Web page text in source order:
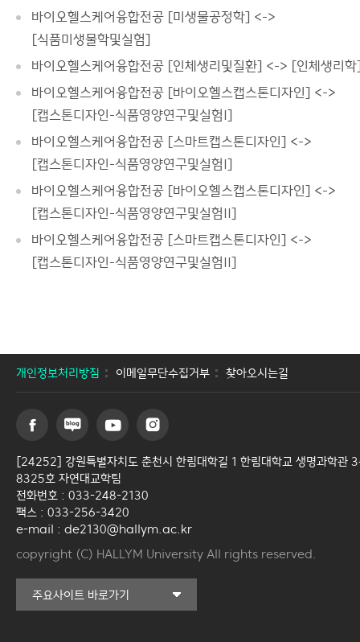
바이오헬스케어융합전공 [미생물공정학] <->
[식품미생물학및실험]
바이오헬스케어융합전공 [인체생리및질환] <-> [인체생리
바이오헬스케어융합전공 [바이오헬스캡스톤디자인] <->
[캡스톤디자인-식품영양연구및실험I]
바이오헬스케어융합전공 [스마트캡스톤디자인] <->
[캡스톤디자인-식품영양연구및실험I]
바이오헬스케어융합전공 [바이오헬스캡스톤디자인] <->
[캡스톤디자인-식품영양연구및실험II]
바이오헬스케어융합전공 [스마트캡스톤디자인] <->
[캡스톤디자인-식품영양연구및실험II]
개인정보처리방침 이메일무단수집거부 찾아오시는길
[24252] 강원특별자치도 춘천시 한림대학길 1 한림대학교 생명과학관
8325호 자연대교학팀
전화번호 : 033-248-2130
팩스 : 033-256-3420
e-mail : de2130@hallym.ac.kr
copyright (C) HALLYM University All rights reserved.
주요사이트 바로가기
커뮤니티교육원